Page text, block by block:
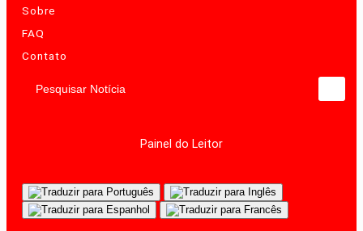
Sobre
FAQ
Contato
Pesquisar Notícia
Painel do Leitor